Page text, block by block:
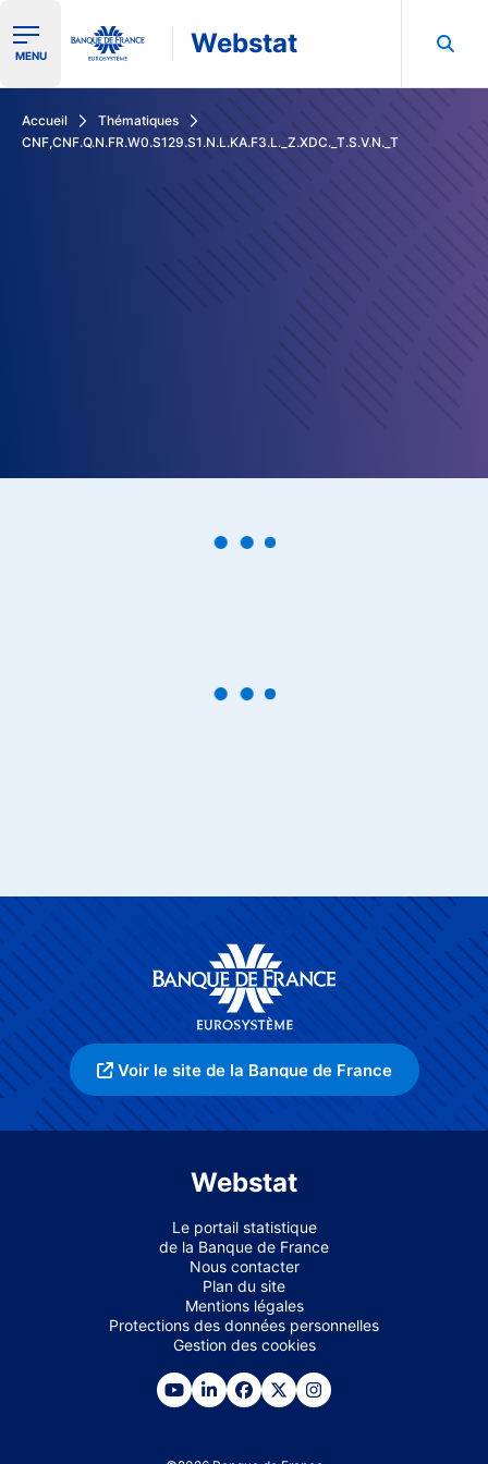
Ouvrir le menu de navigation
MENU Webstat
Accueil
Thématiques
CNF,CNF.Q.N.FR.W0.S129.S1.N.L.KA.F3.L._Z.XDC._T.S.V.N._T
Voir le site de la Banque de France
Webstat
Le portail statistique
de la Banque de France
Nous contacter
Plan du site
Mentions légales
Protections des données personnelles
Gestion des cookies